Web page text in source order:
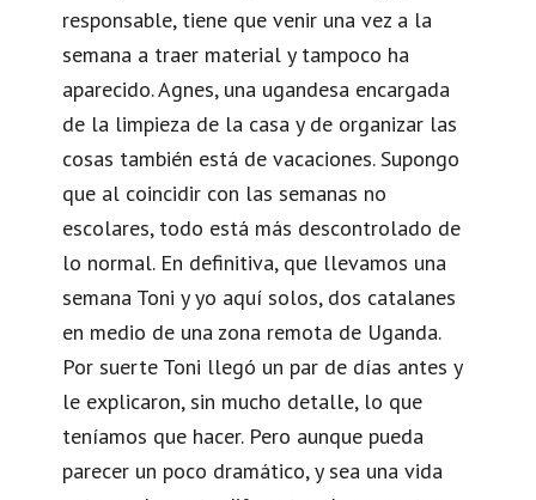
responsable, tiene que venir una vez a la
semana a traer material y tampoco ha
aparecido. Agnes, una ugandesa encargada
de la limpieza de la casa y de organizar las
cosas también está de vacaciones. Supongo
que al coincidir con las semanas no
escolares, todo está más descontrolado de
lo normal. En definitiva, que llevamos una
semana Toni y yo aquí solos, dos catalanes
en medio de una zona remota de Uganda.
Por suerte Toni llegó un par de días antes y
le explicaron, sin mucho detalle, lo que
teníamos que hacer. Pero aunque pueda
parecer un poco dramático, y sea una vida